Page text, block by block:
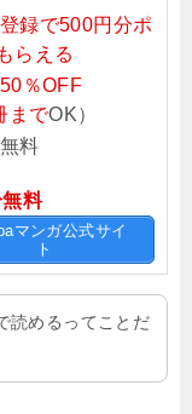
録で500円分ポ
らえる
％OFF
までOK）
料
料
マンガ公式サイ
ト
読めるってことだ